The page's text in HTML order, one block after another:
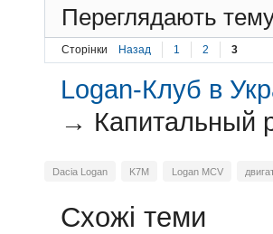
Переглядають
Сторінки Назад 1 2 3
Logan-Клуб в
→ Капитальный
Dacia Logan K7M Logan MCV
Схожі теми